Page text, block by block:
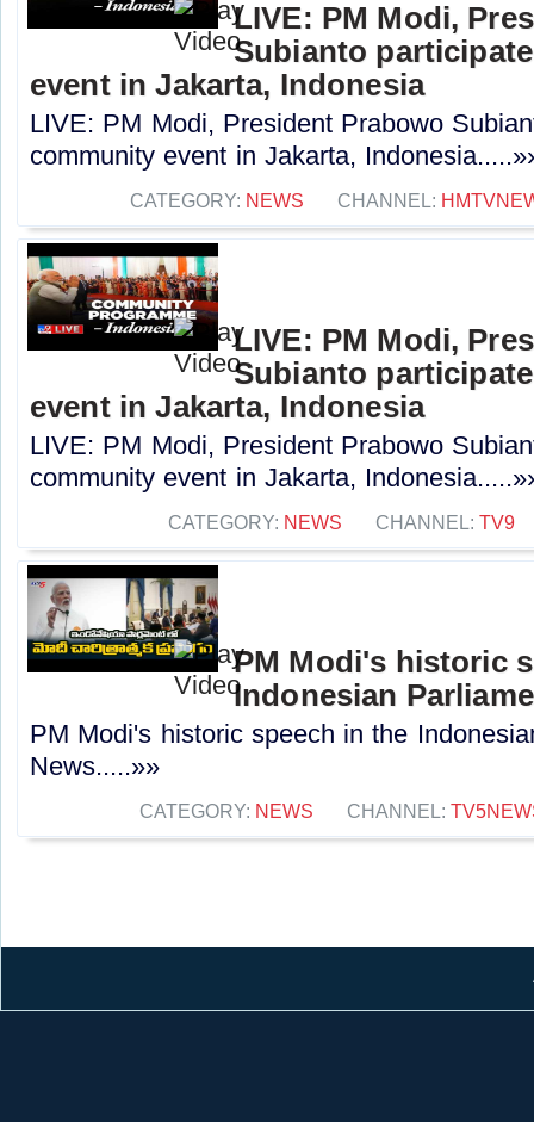
LIVE: PM Modi,
Subianto
event in Jakarta, Indonesia
LIVE: PM Modi, President Prabowo
community event in Jakarta,
CATEGORY: NEWS CHANNEL:
LIVE: PM Modi,
Subianto
event in Jakarta, Indonesia
LIVE: PM Modi, President Prabowo
community event in Jakarta,
CATEGORY: NEWS CHANNEL: TV9
PM Modi's historic
Indonesian
PM Modi's historic speech in the
News.....»»
CATEGORY: NEWS CHANNEL: